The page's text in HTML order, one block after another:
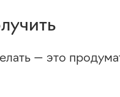
— это